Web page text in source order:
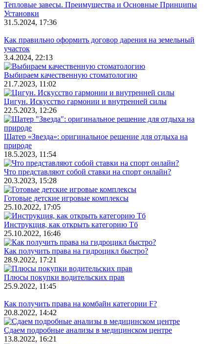
Тепловые завесы. Преимущества и Основные Принципы
Установки
31.5.2024, 17:36
Как правильно оформить договор дарения на земельный
участок
3.4.2024, 22:13
Выбираем качественную стоматологию
21.7.2023, 11:02
Цигун. Искусство гармонии и внутренней силы
22.5.2023, 12:26
Шатер «Звезда»: оригинальное решение для отдыха на
природе
18.5.2023, 11:54
Что представляют собой ставки на спорт онлайн?
20.3.2023, 15:28
Готовые детские игровые комплексы
25.10.2022, 17:05
Инструкция, как открыть категорию Тб
25.10.2022, 16:46
Как получить права на гидроцикл быстро?
28.9.2022, 17:21
Плюсы покупки водительских прав
25.9.2022, 11:45
Как получить права на комбайн категории F?
20.8.2022, 14:42
Сдаем подробные анализы в медицинском центре
13.8.2022, 16:21